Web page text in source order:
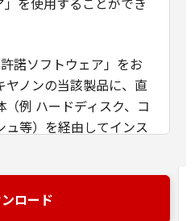
諾ソフトウェア」をお
ヤノンの当該製品に、直
例 ハードディスク、コ
ュ等）を経由してインス
約で明示的に規定され
許諾ソフトウェア」を、
ロード